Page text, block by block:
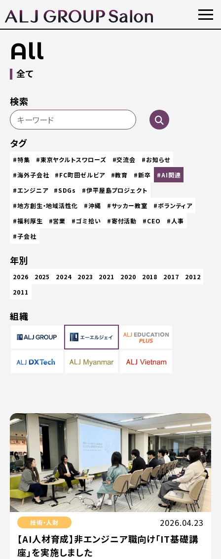
All
全て
検索
タグ
#特集 #東京ヤクルトスワローズ #交流会
#お知らせ
#海外子会社
#FC町田ゼルビア #教育 #新卒
#AI関連
#エンジニア
#SDGs
#伊平屋島プロジェクト
#地方創生・地域活性化
#沖縄 #サッカー教室
#ボランティア
#福利厚生
#営業 #ゴミ拾い #寄付活動 #CEO
#人事
#子会社
年別
2026 2025 2024 2023 2021 2020 2018 2017
2012
2011
組織
技術・人財 2026.04.23
【AI人材育成】非エンジニア職向け「IT基礎講
座」を実施しました